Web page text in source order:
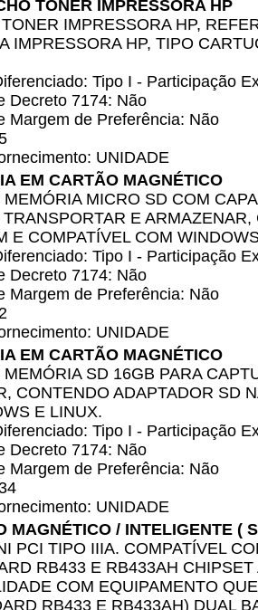
TONER IMPRESSORA HP
IMPRESSORA HP,
IMPRESSORA HP, TIPO
Tipo I - Participação
Decreto 7174: Não
Margem de Preferência: Não
UNIDADE
EM CARTÃO MAGNÉTICO
MICRO SD COM
E
E COMPATÍVEL COM
Tipo I - Participação
Decreto 7174: Não
Margem de Preferência: Não
UNIDADE
EM CARTÃO MAGNÉTICO
SD 16GB PARA
CONTENDO ADAPTADOR SD
E LINUX.
Tipo I - Participação
Decreto 7174: Não
Margem de Preferência: Não
UNIDADE
MAGNÉTICO / INTELIGENTE (
PCI TIPO IIIA. COMPATÍVEL
RB433 E RB433AH CHIPSET
COM EQUIPAMENTO
RB433 E RB433AH) DUAL